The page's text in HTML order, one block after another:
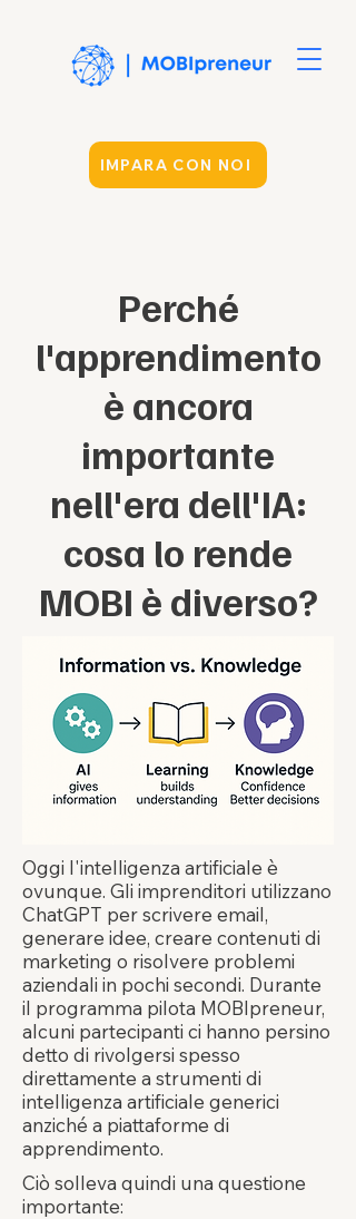
IMPARA CON NOI
Perché
l'apprendimento
è ancora
importante
nell'era dell'IA:
cosa lo rende
MOBI è diverso?
Oggi l'intelligenza artificiale è
ovunque. Gli imprenditori utilizzano
ChatGPT per scrivere email,
generare idee, creare contenuti di
marketing o risolvere problemi
aziendali in pochi secondi. Durante
il programma pilota MOBIpreneur,
alcuni partecipanti ci hanno persino
detto di rivolgersi spesso
direttamente a strumenti di
intelligenza artificiale generici
anziché a piattaforme di
apprendimento.
Ciò solleva quindi una questione
importante: